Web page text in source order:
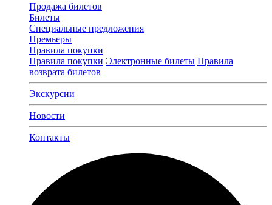
Продажа билетов
Билеты
Специальные предложения
Премьеры
Правила покупки
Правила покупки Электронные билеты Правила
возврата билетов
Экскурсии
Новости
Контакты